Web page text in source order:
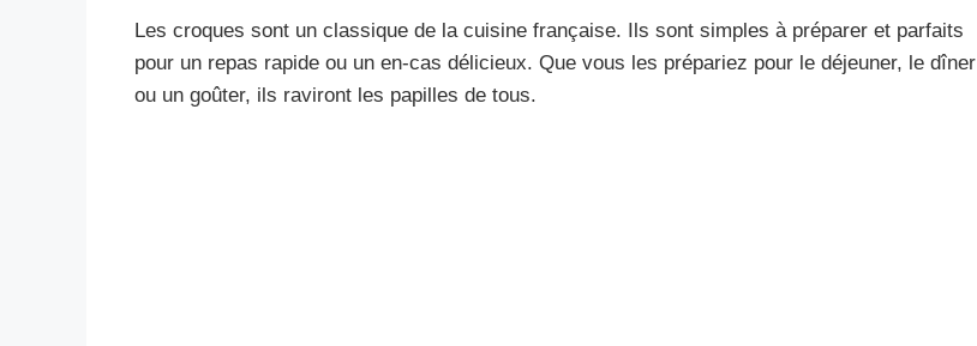
Les croques sont un classique de la cuisine française. Ils sont simples à préparer et parfaits
pour un repas rapide ou un en-cas délicieux. Que vous les prépariez pour le déjeuner, le dîner
ou un goûter, ils raviront les papilles de tous.